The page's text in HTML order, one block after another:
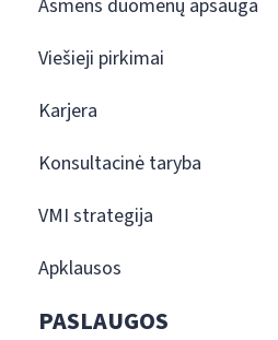
Asmens duomenų apsauga
Viešieji pirkimai
Karjera
Konsultacinė taryba
VMI strategija
Apklausos
PASLAUGOS